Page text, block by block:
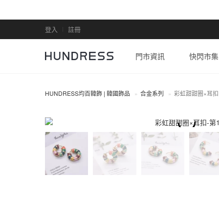
登入 註冊
門市資訊 快閃市集
HUNDRESS均百韓飾 | 韓國飾品 合金系列 彩虹甜甜圈×耳扣